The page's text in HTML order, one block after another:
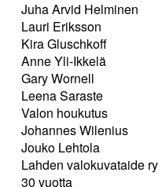
Juha Arvid Helminen
Lauri Eriksson
Kira Gluschkoff
Anne Yli-Ikkelä
Gary Wornell
Leena Saraste
Valon houkutus
Johannes Wilenius
Jouko Lehtola
Lahden valokuvataide ry
30 vuotta